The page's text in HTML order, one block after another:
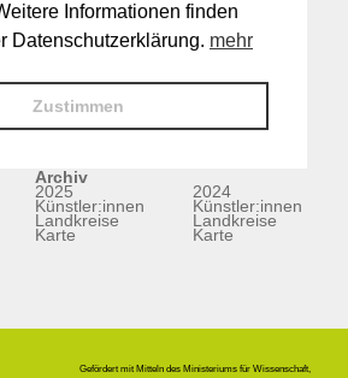
Archiv
2025
Künstler:innen
Landkreise
Karte
2024
Künstler:innen
Landkreise
Karte
Gefördert mit Mitteln des Ministeriums für Wissenschaft,
Informationen finden
Datenschutzerklärung. mehr
Zustimmen